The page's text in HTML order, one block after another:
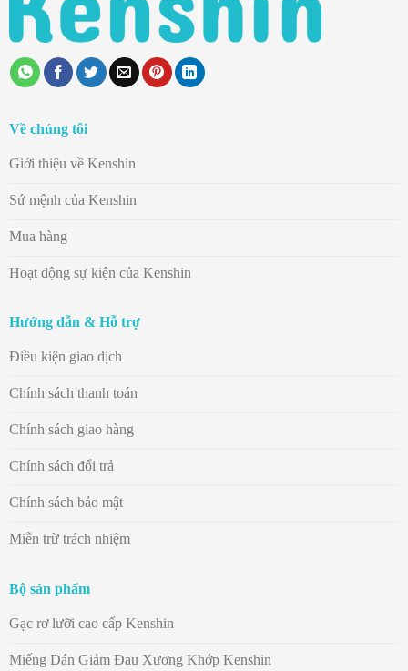
Về chúng tôi
Giới thiệu về Kenshin
Sứ mệnh của Kenshin
Mua hàng
Hoạt động sự kiện của Kenshin
Hướng dẫn & Hỗ trợ
Điều kiện giao dịch
Chính sách thanh toán
Chính sách giao hàng
Chính sách đổi trả
Chính sách bảo mật
Miễn trừ trách nhiệm
Bộ sản phẩm
Gạc rơ lưỡi cao cấp Kenshin
Miếng Dán Giảm Đau Xương Khớp Kenshin